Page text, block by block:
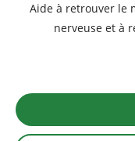
Aide à retrouver le
nerveuse et à